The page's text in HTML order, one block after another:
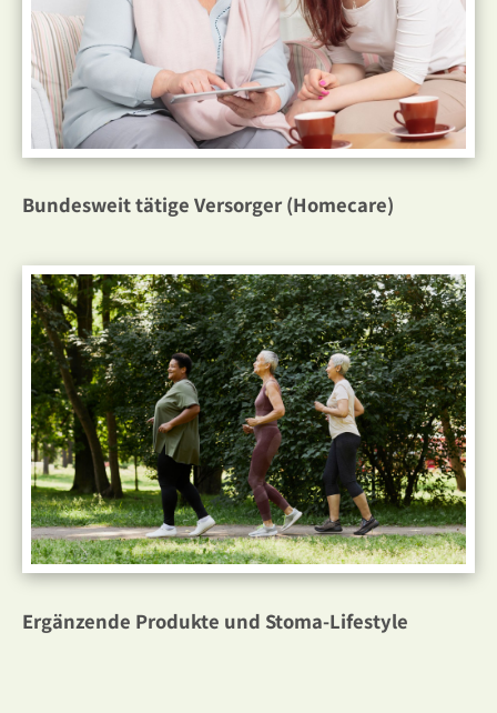
Bundesweit tätige Versorger (Homecare)
Ergänzende Produkte und Stoma-Lifestyle